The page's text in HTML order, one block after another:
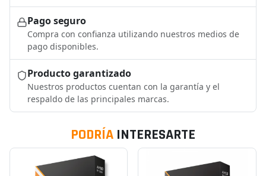
Pago seguro
Compra con confianza utilizando nuestros medios de
pago disponibles.
Producto garantizado
Nuestros productos cuentan con la garantía y el
respaldo de las principales marcas.
PODRÍA INTERESARTE